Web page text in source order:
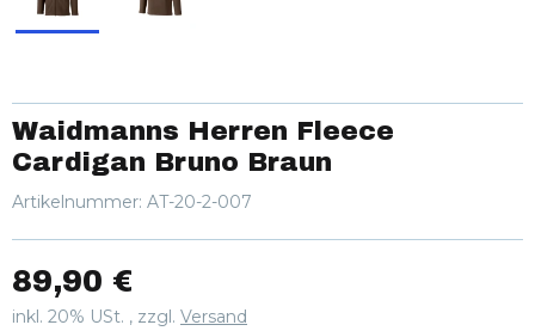
Waidmanns Herren Fleece
Cardigan Bruno Braun
Artikelnummer: AT-20-2-007
89,90 €
inkl. 20% USt. , zzgl. Versand